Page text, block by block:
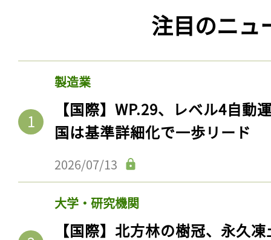
注目のニュ
製造業
【国際】WP.29、レベル4自動
国は基準詳細化で一歩リード
2026/07/13
大学・研究機関
【国際】北方林の樹冠、永久